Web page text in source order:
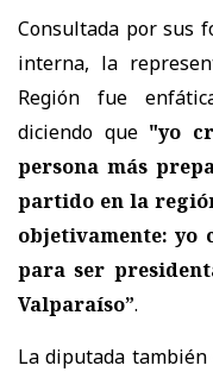
Consultada por sus
interna, la
Región fue
diciendo que"yo
persona más
partido en la
objetivamente: yo
para ser
Valparaíso”.
La diputada